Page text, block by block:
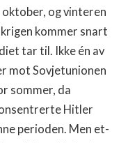
oktober, og vinteren
kommer snart
tar til. Ikke én av
mot Sovjetunionen
sommer, da
Hitler
perioden. Men et­